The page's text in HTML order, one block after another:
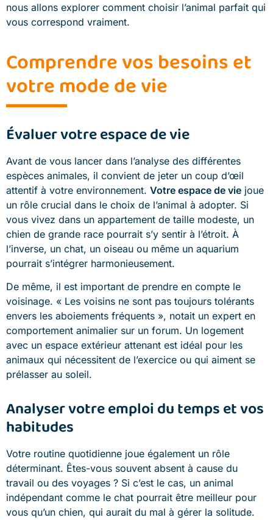
nous allons explorer comment choisir l’animal parfait qui
vous correspond vraiment.
Comprendre vos besoins et
votre mode de vie
Évaluer votre espace de vie
Avant de vous lancer dans l’analyse des différentes
espèces animales, il convient de jeter un coup d’œil
attentif à votre environnement. Votre espace de vie joue
un rôle crucial dans le choix de l’animal à adopter. Si
vous vivez dans un appartement de taille modeste, un
chien de grande race pourrait s’y sentir à l’étroit. À
l’inverse, un chat, un oiseau ou même un aquarium
pourrait s’intégrer harmonieusement.
De même, il est important de prendre en compte le
voisinage. « Les voisins ne sont pas toujours tolérants
envers les aboiements fréquents », notait un expert en
comportement animalier sur un forum. Un logement
avec un espace extérieur attenant est idéal pour les
animaux qui nécessitent de l’exercice ou qui aiment se
prélasser au soleil.
Analyser votre emploi du temps et vos
habitudes
Votre routine quotidienne joue également un rôle
déterminant. Êtes-vous souvent absent à cause du
travail ou des voyages ? Si c’est le cas, un animal
indépendant comme le chat pourrait être meilleur pour
vous qu’un chien, qui aurait du mal à gérer la solitude.